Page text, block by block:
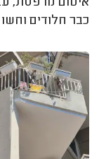
איטום מרפסת,
כבר חלודים